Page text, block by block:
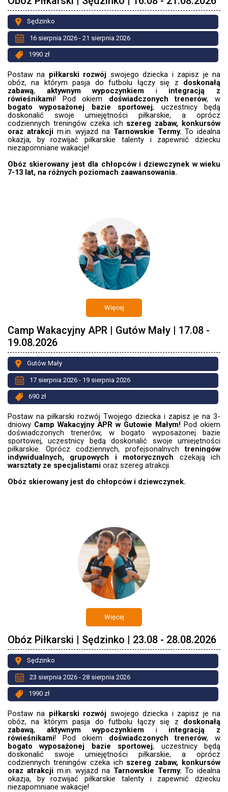
Sędzinko
16 sierpnia 2026 - 21 sierpnia 2026
1990 zł
Postaw na piłkarski rozwój swojego dziecka i zapisz je na
obóz, na którym pasja do futbolu łączy się z doskonałą
zabawą, aktywnym wypoczynkiem i integracją z
rówieśnikami! Pod okiem doświadczonych trenerów, w
bogato wyposażonej bazie sportowej, uczestnicy będą
doskonalić swoje umiejętności piłkarskie, a oprócz
codziennych treningów czeka ich szereg zabaw, konkursów
oraz atrakcji m.in. wyjazd na Tarnowskie Termy.To idealna
okazja, by rozwijać piłkarskie talenty i zapewnić dziecku
niezapomniane wakacje!
Obóz skierowany jest dla chłopców i dziewczynek w wieku
7-13 lat, na różnych poziomach zaawansowania.
Więcej
Camp Wakacyjny APR | Gutów Mały | 17.08 -
19.08.2026
Gutów Mały
17 sierpnia 2026 - 19 sierpnia 2026
690 zł
Postaw na piłkarski rozwój Twojego dziecka i zapisz je na 3-
dniowy Camp Wakacyjny APR w Gutowie Małym! Pod okiem
doświadczonych trenerów, w bogato wyposażonej bazie
sportowej, uczestnicy będą doskonalić swoje umiejętności
piłkarskie. Oprócz codziennych, profejsonalnychtreningów
indywidualnych, grupowych i motorycznych czekają ich
warsztaty ze specjalistami oraz szereg atrakcji.
Obóz skierowany jest do chłopców i dziewczynek.
Więcej
Obóz Piłkarski | Sędzinko | 23.08 - 28.08.2026
Sędzinko
23 sierpnia 2026 - 28 sierpnia 2026
1990 zł
Postaw na piłkarski rozwój swojego dziecka i zapisz je na
obóz, na którym pasja do futbolu łączy się z doskonałą
zabawą, aktywnym wypoczynkiem i integracją z
rówieśnikami! Pod okiem doświadczonych trenerów, w
bogato wyposażonej bazie sportowej, uczestnicy będą
doskonalić swoje umiejętności piłkarskie, a oprócz
codziennych treningów czeka ich szereg zabaw, konkursów
oraz atrakcji m.in. wyjazd na Tarnowskie Termy. To idealna
okazja, by rozwijać piłkarskie talenty i zapewnić dziecku
niezapomniane wakacje!